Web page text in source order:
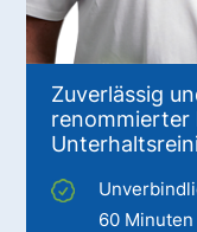
Zuverlässig
renommierter
60 Minuten